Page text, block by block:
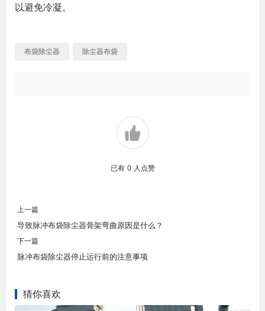
以避免冷凝。
布袋除尘器 除尘器布袋
已有 0 人点赞
上一篇
导致脉冲布袋除尘器骨架弯曲原因是什么？
下一篇
脉冲布袋除尘器停止运行前的注意事项
猜你喜欢